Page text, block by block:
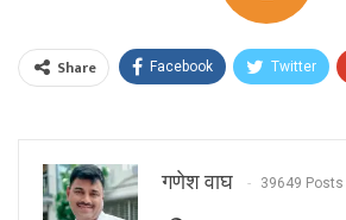
Share Facebook Twitter
गणेश वाघ 39649 Posts